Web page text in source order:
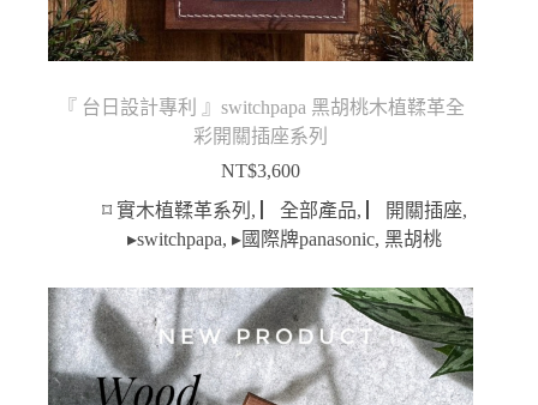
『 台日設計專利 』switchpapa 黑胡桃木植鞣革全
彩開關插座系列
NT$3,600
⌑ 實木植鞣革系列 , ▏全部產品, ▏開關插座,
▸switchpapa,▸國際牌panasonic, 黑胡桃